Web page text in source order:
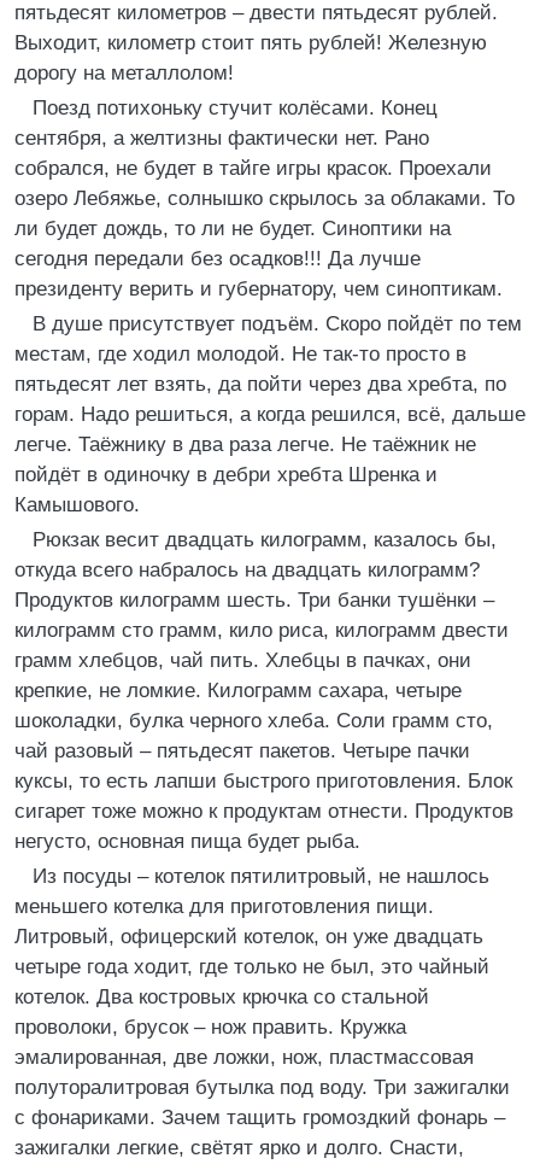
пятьдесят километров – двести пятьдесят рублей.
Выходит, километр стоит пять рублей! Железную
дорогу на металлолом!
Поезд потихоньку стучит колёсами. Конец
сентября, а желтизны фактически нет. Рано
собрался, не будет в тайге игры красок. Проехали
озеро Лебяжье, солнышко скрылось за облаками. То
ли будет дождь, то ли не будет. Синоптики на
сегодня передали без осадков!!! Да лучше
президенту верить и губернатору, чем синоптикам.
В душе присутствует подъём. Скоро пойдёт по тем
местам, где ходил молодой. Не так-то просто в
пятьдесят лет взять, да пойти через два хребта, по
горам. Надо решиться, а когда решился, всё, дальше
легче. Таёжнику в два раза легче. Не таёжник не
пойдёт в одиночку в дебри хребта Шренка и
Камышового.
Рюкзак весит двадцать килограмм, казалось бы,
откуда всего набралось на двадцать килограмм?
Продуктов килограмм шесть. Три банки тушёнки –
килограмм сто грамм, кило риса, килограмм двести
грамм хлебцов, чай пить. Хлебцы в пачках, они
крепкие, не ломкие. Килограмм сахара, четыре
шоколадки, булка черного хлеба. Соли грамм сто,
чай разовый – пятьдесят пакетов. Четыре пачки
куксы, то есть лапши быстрого приготовления. Блок
сигарет тоже можно к продуктам отнести. Продуктов
негусто, основная пища будет рыба.
Из посуды – котелок пятилитровый, не нашлось
меньшего котелка для приготовления пищи.
Литровый, офицерский котелок, он уже двадцать
четыре года ходит, где только не был, это чайный
котелок. Два костровых крючка со стальной
проволоки, брусок – нож править. Кружка
эмалированная, две ложки, нож, пластмассовая
полуторалитровая бутылка под воду. Три зажигалки
с фонариками. Зачем тащить громоздкий фонарь –
зажигалки легкие, свётят ярко и долго. Снасти,